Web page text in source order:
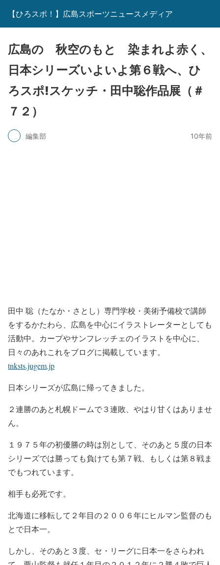
【ひろスポ！】広島スポーツニュースメディア
広島の 秋空のもと 染まれよ赤く、
日本シリーズいよいよ第６戦へ、ひ
ろスポ!スケッチ・田中聡作品展（＃
７２）
編集部 10年前
田中 聡（たなか・さとし）専門学校・美術予備校で講師
をするかたわら、広島を中心にイラストレーターとしても
活動中。カープやサンフレッチェのイラストを中心に、
日々のあれこれをブログに掲載しています。
tnksts.jugem.jp
日本シリーズが広島に帰ってきました。
２連勝のあと札幌ドームで３連敗、やはり甘くはありませ
ん。
１９７５年の初優勝の時は別として、そのあと５度の日本
シリーズでは勝っても負けても第７戦、もしくは第８戦ま
でもつれています。
相手も必死です。
北海道に移転して２年目の２００６年にヒルマン監督のも
とで日本一。
しかし、そのあと３度、セ・リーグに日本一をさらわれ